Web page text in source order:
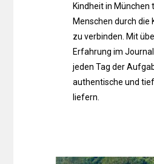
Kindheit in München
Menschen durch
zu verbinden. Mit
Erfahrung im
jeden Tag der
authentische und
liefern.